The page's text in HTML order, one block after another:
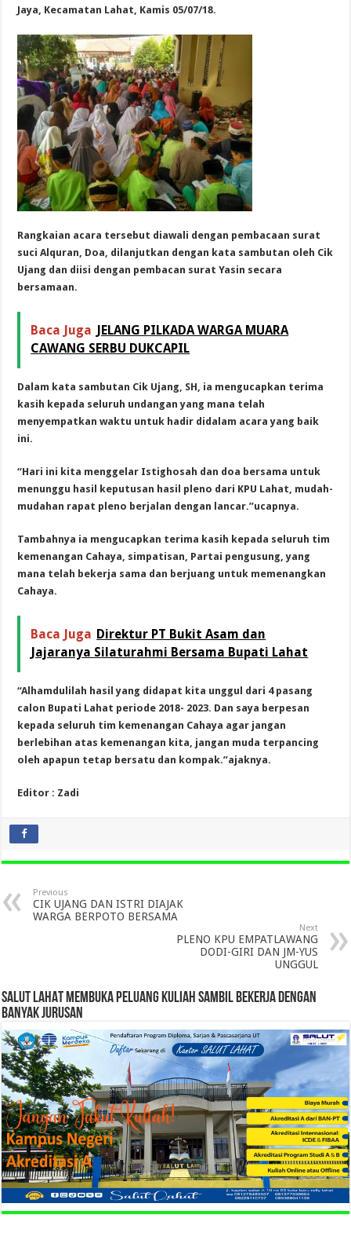
Jaya, Kecamatan Lahat, Kamis 05/07/18.
Rangkaian acara tersebut diawali dengan pembacaan surat
suci Alquran, Doa, dilanjutkan dengan kata sambutan oleh Cik
Ujang dan diisi dengan pembacan surat Yasin secara
bersamaan.
Baca Juga JELANG PILKADA WARGA MUARA
CAWANG SERBU DUKCAPIL
Dalam kata sambutan Cik Ujang, SH, ia mengucapkan terima
kasih kepada seluruh undangan yang mana telah
menyempatkan waktu untuk hadir didalam acara yang baik
ini.
“Hari ini kita menggelar Istighosah dan doa bersama untuk
menunggu hasil keputusan hasil pleno dari KPU Lahat, mudah-
mudahan rapat pleno berjalan dengan lancar.”ucapnya.
Tambahnya ia mengucapkan terima kasih kepada seluruh tim
kemenangan Cahaya, simpatisan, Partai pengusung, yang
mana telah bekerja sama dan berjuang untuk memenangkan
Cahaya.
Baca Juga Direktur PT Bukit Asam dan
Jajaranya Silaturahmi Bersama Bupati Lahat
“Alhamdulilah hasil yang didapat kita unggul dari 4 pasang
calon Bupati Lahat periode 2018- 2023. Dan saya berpesan
kepada seluruh tim kemenangan Cahaya agar jangan
berlebihan atas kemenangan kita, jangan muda terpancing
oleh apapun tetap bersatu dan kompak.”ajaknya.
Editor : Zadi
Previous
CIK UJANG DAN ISTRI DIAJAK
WARGA BERPOTO BERSAMA
Next
PLENO KPU EMPATLAWANG
DODI-GIRI DAN JM-YUS
UNGGUL
SALUT LAHAT MEMBUKA PELUANG KULIAH SAMBIL BEKERJA DENGAN
BANYAK JURUSAN